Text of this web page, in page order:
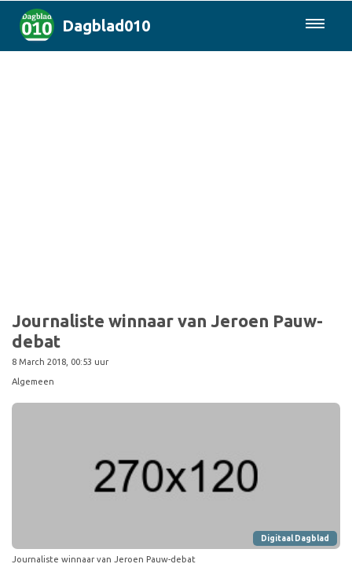
Dagblad010
Journaliste winnaar van Jeroen Pauw-
debat
8 March 2018, 00:53 uur
Algemeen
Digitaal Dagblad
Journaliste winnaar van Jeroen Pauw-debat